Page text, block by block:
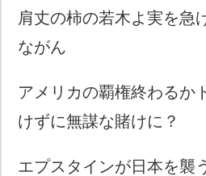
肩丈の柿の若木よ実を急
ながん
アメリカの覇権終わるか
けずに無謀な賭けに？
エプスタインが日本を襲